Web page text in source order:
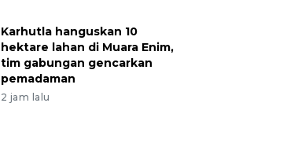
Karhutla hanguskan 10
hektare lahan di Muara Enim,
tim gabungan gencarkan
pemadaman
2 jam lalu